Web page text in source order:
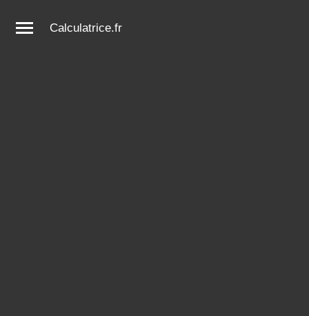
Calculatrice.fr